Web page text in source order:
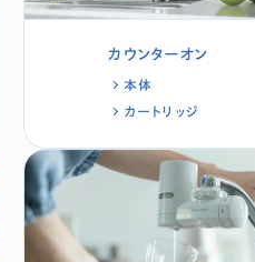
カウンターオン
本体
カートリッジ